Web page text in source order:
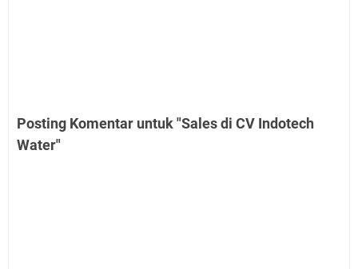
Posting Komentar untuk "Sales di CV Indotech
Water"